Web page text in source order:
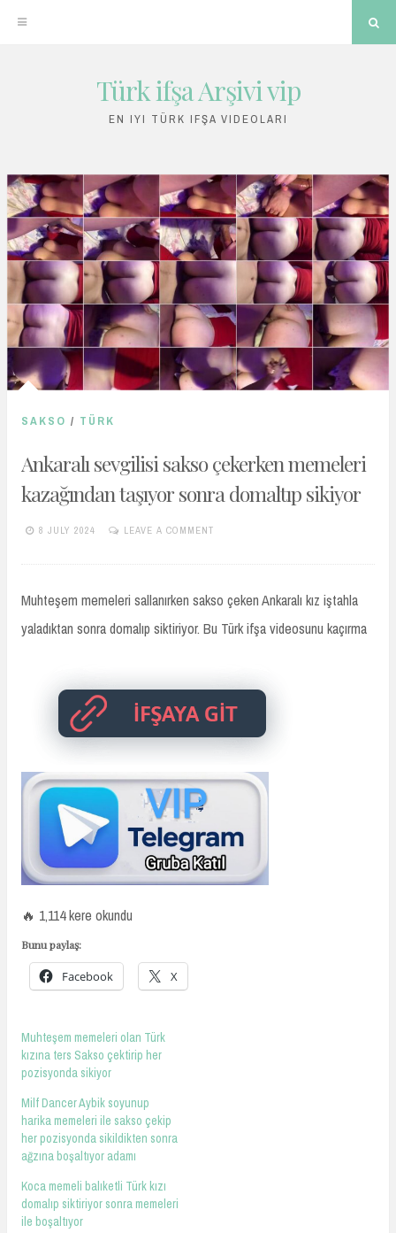
Türk ifşa Arşivi vip
EN IYI TÜRK IFŞA VIDEOLARI
SAKSO / TÜRK
Ankaralı sevgilisi sakso çekerken memeleri
kazağından taşıyor sonra domaltıp sikiyor
8 JULY 2024
LEAVE A COMMENT
Muhteşem memeleri sallanırken sakso çeken Ankaralı kız iştahla
yaladıktan sonra domalıp siktiriyor. Bu Türk ifşa videosunu kaçırma
🔥 1,114 kere okundu
Bunu paylaş:
Facebook X
Muhteşem memeleri olan Türk
kızına ters Sakso çektirip her
pozisyonda sikiyor
Milf Dancer Aybik soyunup
harika memeleri ile sakso çekip
her pozisyonda sikildikten sonra
ağzına boşaltıyor adamı
Koca memeli balıketli Türk kızı
domalıp siktiriyor sonra memeleri
ile boşaltıyor